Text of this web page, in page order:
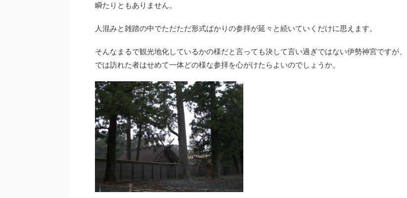
瞬たりともありません。
人混みと雑踏の中でただただ形式ばかりの参拝が延々と続いていくだけに思えます。
そんなまるで観光地化しているかの様だと言っても決して言い過ぎではない伊勢神宮ですが、
では訪れた者はせめて一体どの様な参拝を心がけたらよいのでしょうか。